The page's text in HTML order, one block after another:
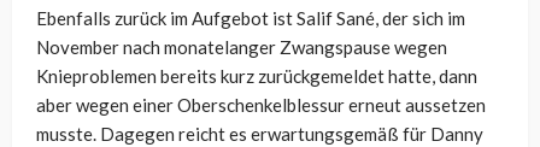
Ebenfalls zurück im Aufgebot ist Salif Sané, der sich im
November nach monatelanger Zwangspause wegen
Knieproblemen bereits kurz zurückgemeldet hatte, dann
aber wegen einer Oberschenkelblessur erneut aussetzen
musste. Dagegen reicht es erwartungsgemäß für Danny